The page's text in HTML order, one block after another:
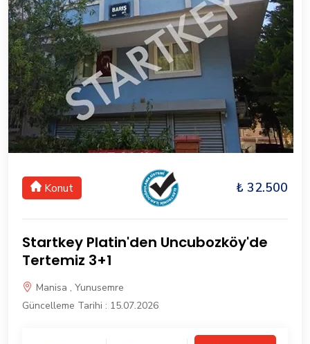
Konut ₺ 32.500
Startkey Platin'den Uncubozköy'de
Tertemiz 3+1
Manisa , Yunusemre
Güncelleme Tarihi : 15.07.2026